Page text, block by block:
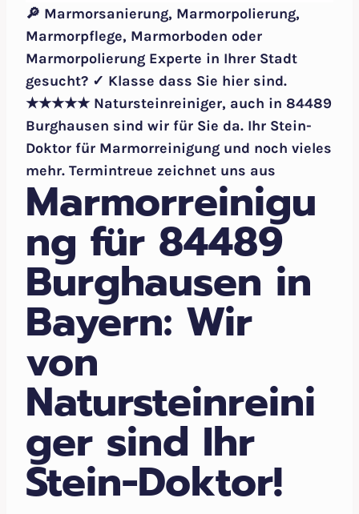
🔎 Marmorsanierung, Marmorpolierung,
Marmorpflege, Marmorboden oder
Marmorpolierung Experte in Ihrer Stadt
gesucht? ✓ Klasse dass Sie hier sind.
★★★★★ Natursteinreiniger, auch in 84489
Burghausen sind wir für Sie da. Ihr Stein-
Doktor für Marmorreinigung und noch vieles
mehr. Termintreue zeichnet uns aus
Marmorreinigu
ng für 84489
Burghausen in
Bayern: Wir
von
Natursteinreini
ger sind Ihr
Stein-Doktor!